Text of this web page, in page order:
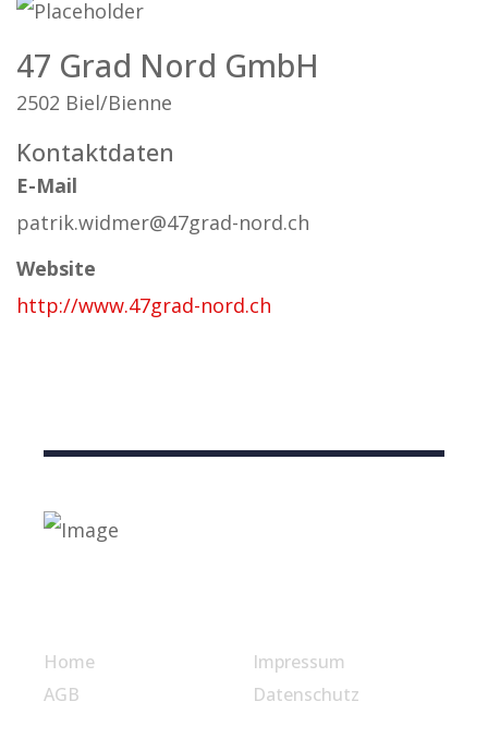
47 Grad Nord GmbH
2502 Biel/Bienne
Kontaktdaten
E-Mail
patrik.widmer@47grad-nord.ch
Website
http://www.47grad-nord.ch
Home
AGB
Impressum
Datenschutz